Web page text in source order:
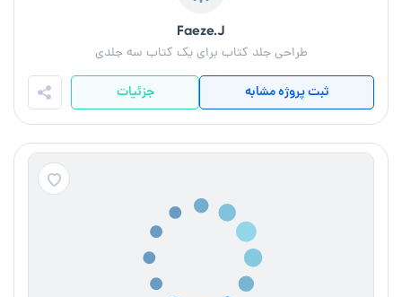
Faeze.J
طراحی جلد کتاب برای یک کتاب سه جلدی
ثبت پروژه مشابه جزئیات